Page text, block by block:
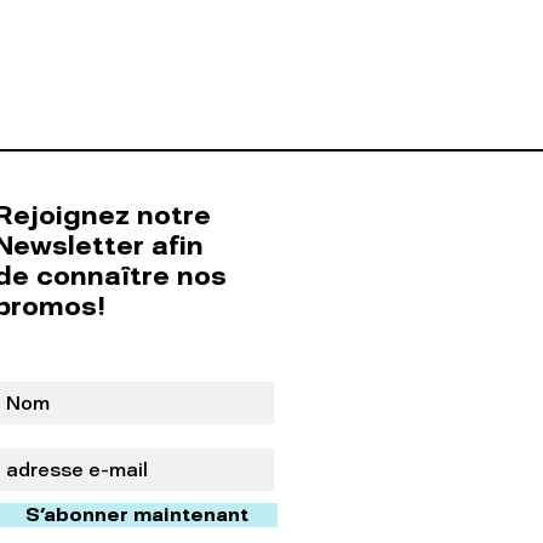
notre
afin
connaître nos
S'abonner maintenant